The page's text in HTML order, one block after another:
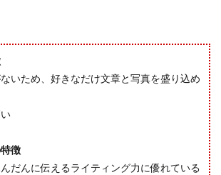
ないため、好きなだけ文章と写真を盛り込め
徴
んだんに伝えるライティング力に優れている